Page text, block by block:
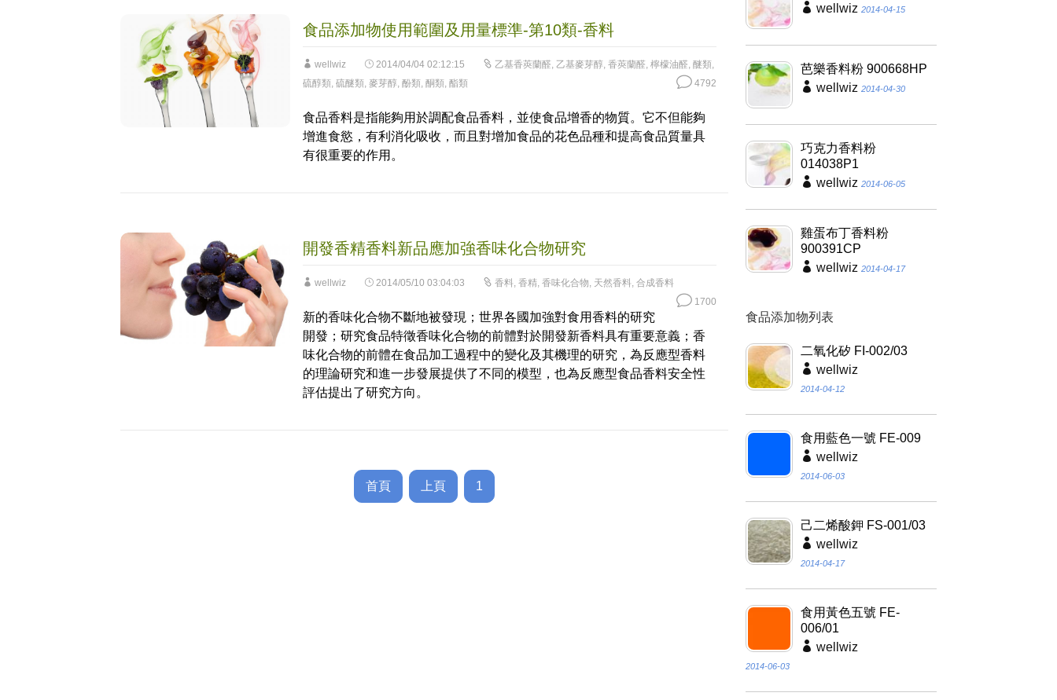
食品添加物使用範圍及用量標準-第10類-香料
wellwiz 2014/04/04 02:12:15 乙基香莢蘭醛, 乙基麥芽醇, 香莢蘭醛, 檸檬油醛, 醚類,
硫醇類, 硫醚類, 麥芽醇, 酚類, 酮類, 酯類 4792
食品香料是指能夠用於調配食品香料，並使食品增香的物質。它不但能夠
增進食慾，有利消化吸收，而且對增加食品的花色品種和提高食品質量具
有很重要的作用。
開發香精香料新品應加強香味化合物研究
wellwiz 2014/05/10 03:04:03 香料, 香精, 香味化合物, 天然香料, 合成香料
1700
新的香味化合物不斷地被發現；世界各國加強對食用香料的研究
開發；研究食品特徵香味化合物的前體對於開發新香料具有重要意義；香
味化合物的前體在食品加工過程中的變化及其機理的研究，為反應型香料
的理論研究和進一步發展提供了不同的模型，也為反應型食品香料安全性
評估提出了研究方向。
首頁 上頁 1
wellwiz 2014-04-15
芭樂香料粉 900668HP
wellwiz 2014-04-30
巧克力香料粉
014038P1
wellwiz 2014-06-05
雞蛋布丁香料粉
900391CP
wellwiz 2014-04-17
食品添加物列表
二氧化矽 FI-002/03
wellwiz
2014-04-12
食用藍色一號 FE-009
wellwiz
2014-06-03
己二烯酸鉀 FS-001/03
wellwiz
2014-04-17
食用黃色五號 FE-
006/01
wellwiz
2014-06-03